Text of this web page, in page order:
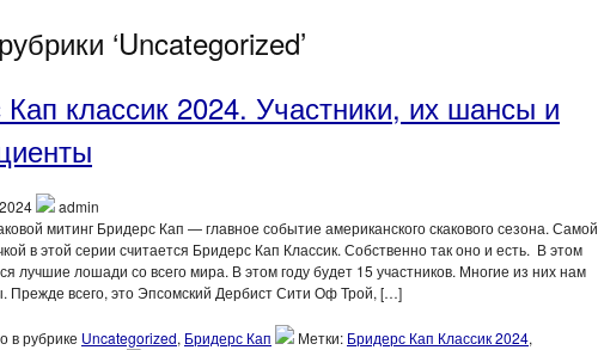
‘Uncategorized’
классик 2024. Участники, их шансы и
admin
митинг Бридерс Кап — главное событие американского скакового сезона. Самой
в этой серии считается Бридерс Кап Классик. Собственно так оно и есть. В этом
лучшие лошади со всего мира. В этом году будет 15 участников. Многие из них нам
Прежде всего, это Эпсомский Дербист Сити Оф Трой, […]
в рубрике Uncategorized, Бридерс Кап Метки: Бридерс Кап Классик 2024,